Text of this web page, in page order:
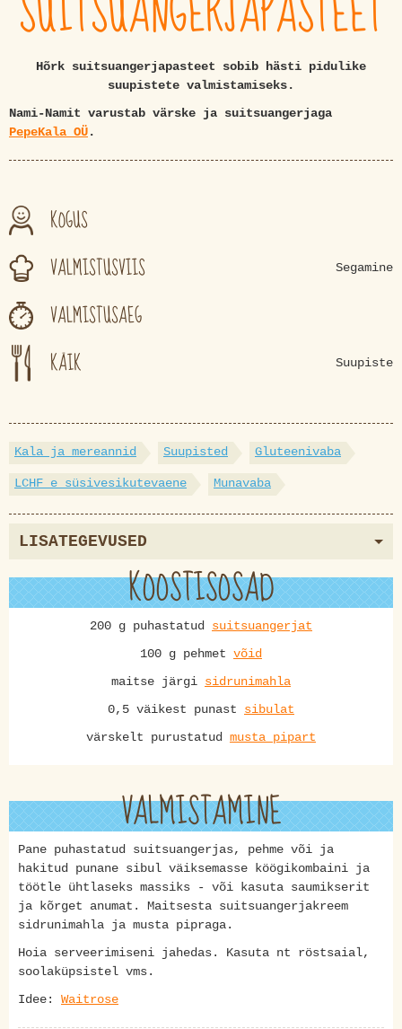
Hõrk suitsuangerjapasteet sobib hästi pidulike
suupistete valmistamiseks.
Nami-Namit varustab värske ja suitsuangerjaga
PepeKala OÜ.
KOGUS
VALMISTUSVIIS
Segamine
VALMISTUSAEG
KÄIK
Suupiste
Kala ja mereannid Suupisted Gluteenivaba
LCHF e süsivesikutevaene Munavaba
LISATEGEVUSED
KOOSTISOSAD
200 g puhastatud suitsuangerjat
100 g pehmet võid
maitse järgi sidrunimahla
0,5 väikest punast sibulat
värskelt purustatud musta pipart
VALMISTAMINE
Pane puhastatud suitsuangerjas, pehme või ja
hakitud punane sibul väiksemasse köögikombaini ja
töötle ühtlaseks massiks - või kasuta saumikserit
ja kõrget anumat. Maitsesta suitsuangerjakreem
sidrunimahla ja musta pipraga.
Hoia serveerimiseni jahedas. Kasuta nt röstsaial,
soolaküpsistel vms.
Idee: Waitrose